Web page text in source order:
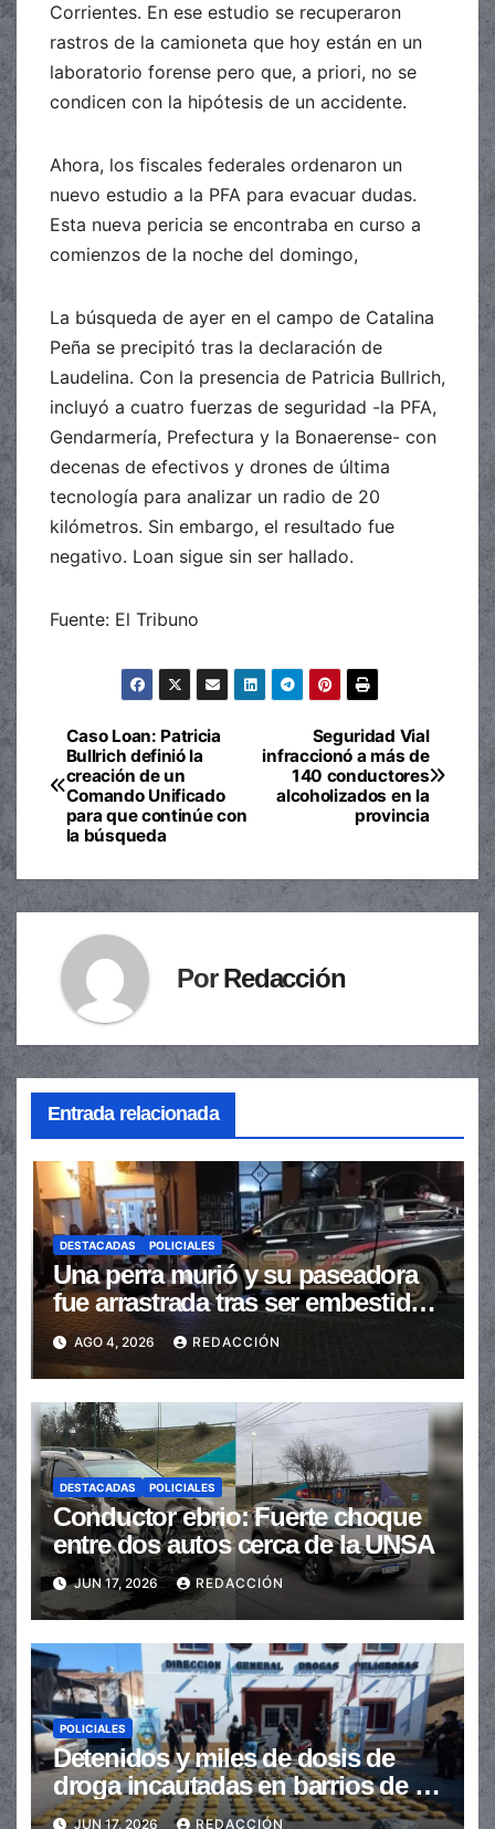
Corrientes. En ese estudio se recuperaron
rastros de la camioneta que hoy están en un
laboratorio forense pero que, a priori, no se
condicen con la hipótesis de un accidente.
Ahora, los fiscales federales ordenaron un
nuevo estudio a la PFA para evacuar dudas.
Esta nueva pericia se encontraba en curso a
comienzos de la noche del domingo,
La búsqueda de ayer en el campo de Catalina
Peña se precipitó tras la declaración de
Laudelina. Con la presencia de Patricia Bullrich,
incluyó a cuatro fuerzas de seguridad -la PFA,
Gendarmería, Prefectura y la Bonaerense- con
decenas de efectivos y drones de última
tecnología para analizar un radio de 20
kilómetros. Sin embargo, el resultado fue
negativo. Loan sigue sin ser hallado.
Fuente: El Tribuno
Navegación
de
entradas
Seguridad Vial
infraccionó a más de
140 conductores
alcoholizados en la
provincia
Caso Loan: Patricia
Bullrich definió la
creación de un
Comando Unificado
para que continúe con
la búsqueda
PorRedacción
Entrada relacionada
DESTACADAS POLICIALES
Una perra murió y su paseadora
fue arrastrada tras ser embestidas
en la senda peatonal
AGO 4, 2026 REDACCIÓN
DESTACADAS POLICIALES
Conductor ebrio: Fuerte choque
entre dos autos cerca de la UNSA
JUN 17, 2026 REDACCIÓN
POLICIALES
Detenidos y miles de dosis de
droga incautadas en barrios de la
provincia
JUN 17, 2026 REDACCIÓN